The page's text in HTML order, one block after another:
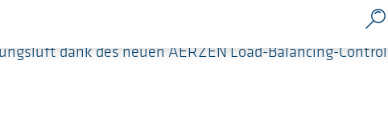
dank des neuen AERZEN Load-Balancing-Control